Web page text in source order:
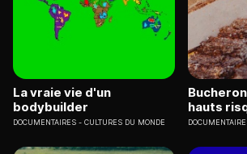
La vraie vie d'un
bodybuilder
DOCUMENTAIRES CULTURES DU MONDE
hauts